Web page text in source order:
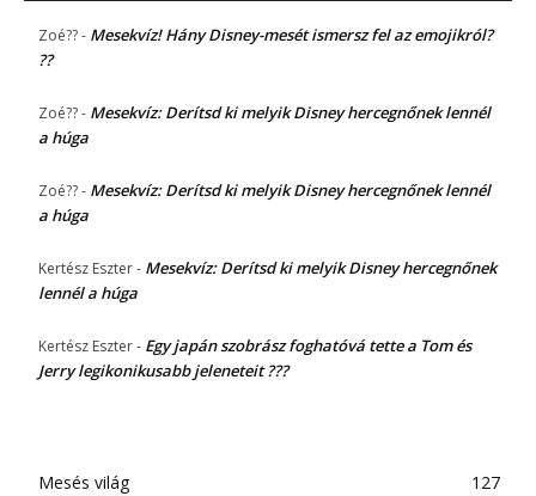
Zoé??- Mesekvíz! Hány Disney-mesét ismersz fel az emojikról?
??
Zoé??- Mesekvíz: Derítsd ki melyik Disney hercegnőnek lennél
a húga
Zoé??- Mesekvíz: Derítsd ki melyik Disney hercegnőnek lennél
a húga
Kertész Eszter- Mesekvíz: Derítsd ki melyik Disney hercegnőnek
lennél a húga
Kertész Eszter- Egy japán szobrász foghatóvá tette a Tom és
Jerry legikonikusabb jeleneteit ???
Mesés világ
127